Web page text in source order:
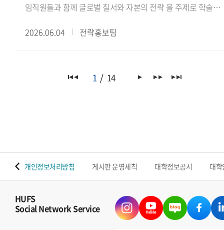
임직원들과 함께 글로벌 질서와 자본의 전략 을 주제로 학술
금융산업에 대한 이해를 넓히고, 글로벌 자본의 흐름과 투자
Positive Impact)가 미래 글로벌 인재 양성을 위해 운영하는
하나의 가치(김민석 선한영향실천센터장)를 주제로 강연을
진행하며 금융산업과 글로벌 투자 환경에 대한 다양한 시각을
공유했다.이어 국제관계연구회 이승우 회장(인도어과 23)은
연구회의 비전과 주요 학술 활동을 소개했으며, 학생들은 강연
이후 질의응답을 통해 국제관계와 금융시장의 연관성, 글로벌
자본의 역할 등에 대해 의견을 나누는 시간을 가졌다.
2026.06.04 전략홍보팀
1 14
개인정보처리방침 게시판 운영세칙 대학정보공시 대
HUFS
Social Network Service